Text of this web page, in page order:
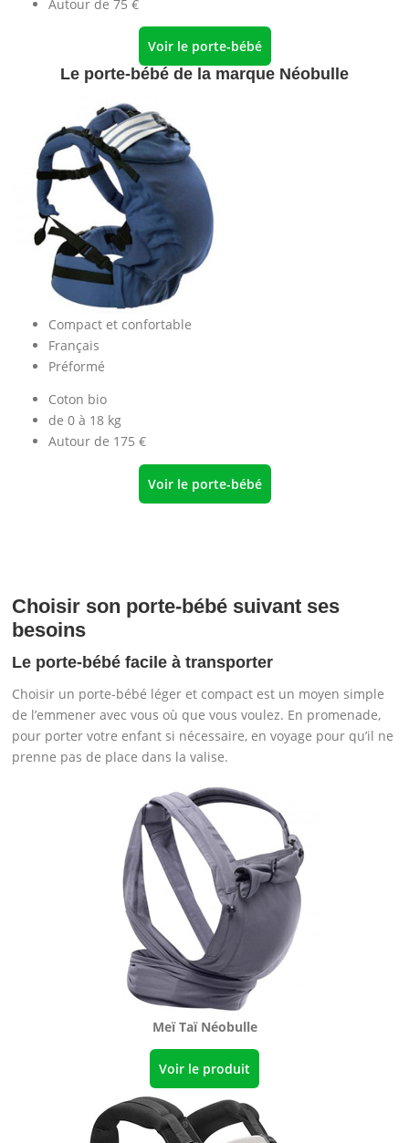
Autour de 75 €
Voir le porte-bébé
Le porte-bébé de la marque Néobulle
Compact et confortable
Français
Préformé
Coton bio
de 0 à 18 kg
Autour de 175 €
Voir le porte-bébé
Choisir son porte-bébé suivant ses
besoins
Le porte-bébé facile à transporter
Choisir un porte-bébé léger et compact est un moyen simple
de l’emmener avec vous où que vous voulez. En promenade,
pour porter votre enfant si nécessaire, en voyage pour qu’il ne
prenne pas de place dans la valise.
Meï Taï Néobulle
Voir le produit